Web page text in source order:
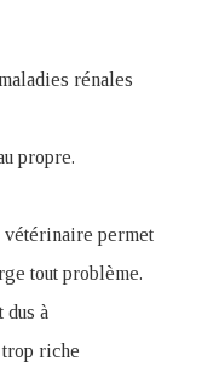
rénales
propre.
vétérinaire permet
tout problème.
dus à
trop riche